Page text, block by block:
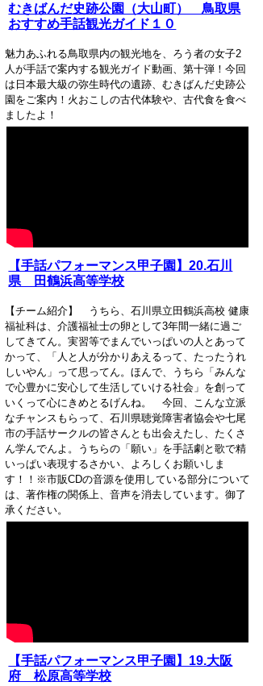
むきばんだ史跡公園（大山町） 鳥取県
おすすめ手話観光ガイド１０
魅力あふれる鳥取県内の観光地を、ろう者の女子2
人が手話で案内する観光ガイド動画、第十弾！今回
は日本最大級の弥生時代の遺跡、むきばんだ史跡公
園をご案内！火おこしの古代体験や、古代食を食べ
ましたよ！
【手話パフォーマンス甲子園】20.石川
県 田鶴浜高等学校
【チーム紹介】 うちら、石川県立田鶴浜高校 健康
福祉科は、介護福祉士の卵として3年間一緒に過ご
してきてん。実習等でまんでいっ­ぱいの人とあって
かって、「人と人が分かりあえるって、たったうれ
しいやん」って思っ­てん。ほんで、うちら「みんな
で心豊かに安心して生活していける社会」を創って
いくっ­て心にきめとるげんね。 今回、こんな立派
なチャンスもらって、石川県聴覚障害者協会や七尾
市の手話サークルの­皆さんとも出会えたし、たくさ
ん学んでんよ。うちらの「願い」を手話劇と歌で精
いっぱ­い表現するさかい、よろしくお願いしま
す！！※市販CDの音源を使用している部分について
は、著作権の関係上、音声を消去していま­す。御了
承ください。
【手話パフォーマンス甲子園】19.大阪
府 松原高等学校